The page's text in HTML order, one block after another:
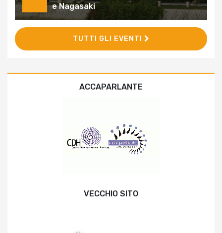
e Nagasaki
TUTTI GLI EVENTI
ACCAPARLANTE
VECCHIO SITO